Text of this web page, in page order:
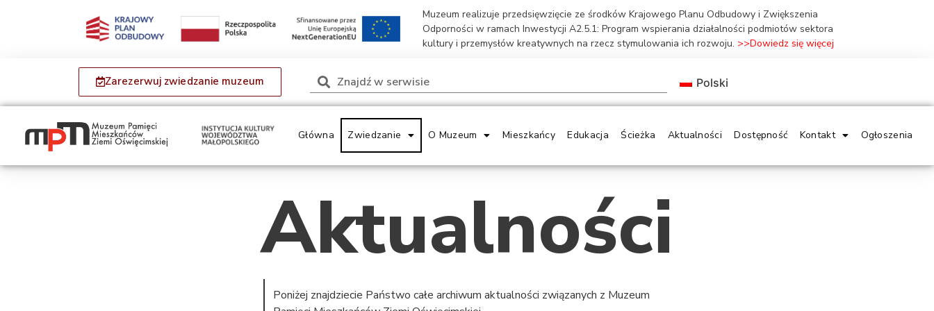
Muzeum realizuje przedsięwzięcie ze środków Krajowego Planu Odbudowy i Zwiększenia
Odporności w ramach Inwestycji A2.5.1: Program wspierania działalności podmiotów sektora
kultury i przemysłów kreatywnych na rzecz stymulowania ich rozwoju. >>Dowiedz się więcej
Zarezerwuj zwiedzanie muzeum Polski
Główna Zwiedzanie O Muzeum Mieszkańcy Edukacja Ścieżka Aktualności Dostępność Kontakt Ogłoszenia
Aktualności
Poniżej znajdziecie Państwo całe archiwum aktualności związanych z Muzeum